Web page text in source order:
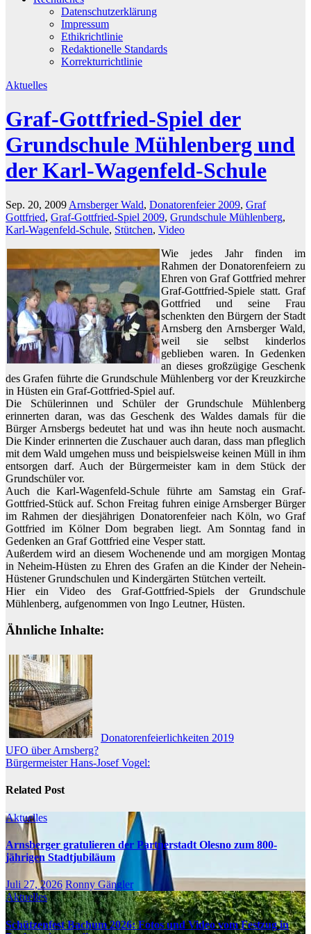
Datenschutzerklärung
Impressum
Ethikrichtlinie
Redaktionelle Standards
Korrekturrichtlinie
Aktuelles
Graf-Gottfried-Spiel der
Grundschule Mühlenberg und
der Karl-Wagenfeld-Schule
Sep. 20, 2009 Arnsberger Wald, Donatorenfeier 2009, Graf
Gottfried, Graf-Gottfried-Spiel 2009, Grundschule Mühlenberg,
Karl-Wagenfeld-Schule, Stütchen, Video
Wie jedes Jahr finden im
Rahmen der Donatorenfeiern zu
Ehren von Graf Gottfried mehrer
Graf-Gottfried-Spiele statt. Graf
Gottfried und seine Frau
schenkten den Bürgern der Stadt
Arnsberg den Arnsberger Wald,
weil sie selbst kinderlos
geblieben waren. In Gedenken
an dieses großzügige Geschenk
des Grafen führte die Grundschule Mühlenberg vor der Kreuzkirche
in Hüsten ein Graf-Gottfried-Spiel auf.
Die Schülerinnen und Schüler der Grundschule Mühlenberg
erinnerten daran, was das Geschenk des Waldes damals für die
Bürger Arnsbergs bedeutet hat und was ihn heute noch ausmacht.
Die Kinder erinnerten die Zuschauer auch daran, dass man pfleglich
mit dem Wald umgehen muss und beispielsweise keinen Müll in ihm
entsorgen darf. Auch der Bürgermeister kam in dem Stück der
Grundschüler vor.
Auch die Karl-Wagenfeld-Schule führte am Samstag ein Graf-
Gottfried-Stück auf. Schon Freitag fuhren einige Arnsberger Bürger
im Rahmen der diesjährigen Donatorenfeier nach Köln, wo Graf
Gottfried im Kölner Dom begraben liegt. Am Sonntag fand in
Gedenken an Graf Gottfried eine Vesper statt.
Außerdem wird an diesem Wochenende und am morgigen Montag
in Neheim-Hüsten zu Ehren des Grafen an die Kinder der Nehein-
Hüstener Grundschulen und Kindergärten Stütchen verteilt.
Hier ein Video des Graf-Gottfried-Spiels der Grundschule
Mühlenberg, aufgenommen von Ingo Leutner, Hüsten.
Ähnliche Inhalte:
Donatorenfeierlichkeiten 2019
Beitragsnavigation
UFO über Arnsberg?
Bürgermeister Hans-Josef Vogel:
Related Post
Aktuelles
Arnsberger gratulieren der Partnerstadt Olesno zum 800-
jährigen Stadtjubiläum
Juli 27, 2026 Ronny Gängler
Aktuelles
Schützenfest Bachum 2026: Fotos und Video vom Festzug in